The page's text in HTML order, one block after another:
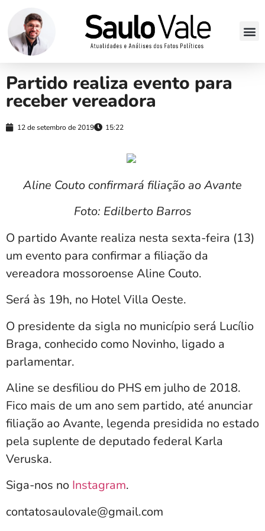
Partido realiza evento para
receber vereadora
12 de setembro de 2019 15:22
Aline Couto confirmará filiação ao Avante
Foto: Edilberto Barros
O partido Avante realiza nesta sexta-feira (13)
um evento para confirmar a filiação da
vereadora mossoroense Aline Couto.
Será às 19h, no Hotel Villa Oeste.
O presidente da sigla no município será Lucílio
Braga, conhecido como Novinho, ligado a
parlamentar.
Aline se desfiliou do PHS em julho de 2018.
Fico mais de um ano sem partido, até anunciar
filiação ao Avante, legenda presidida no estado
pela suplente de deputado federal Karla
Veruska.
Siga-nos no Instagram.
contatosaulovale@gmail.com